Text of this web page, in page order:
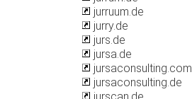
jurruum.de
jurry.de
jurs.de
jursa.de
jursaconsulting.com
jursaconsulting.de